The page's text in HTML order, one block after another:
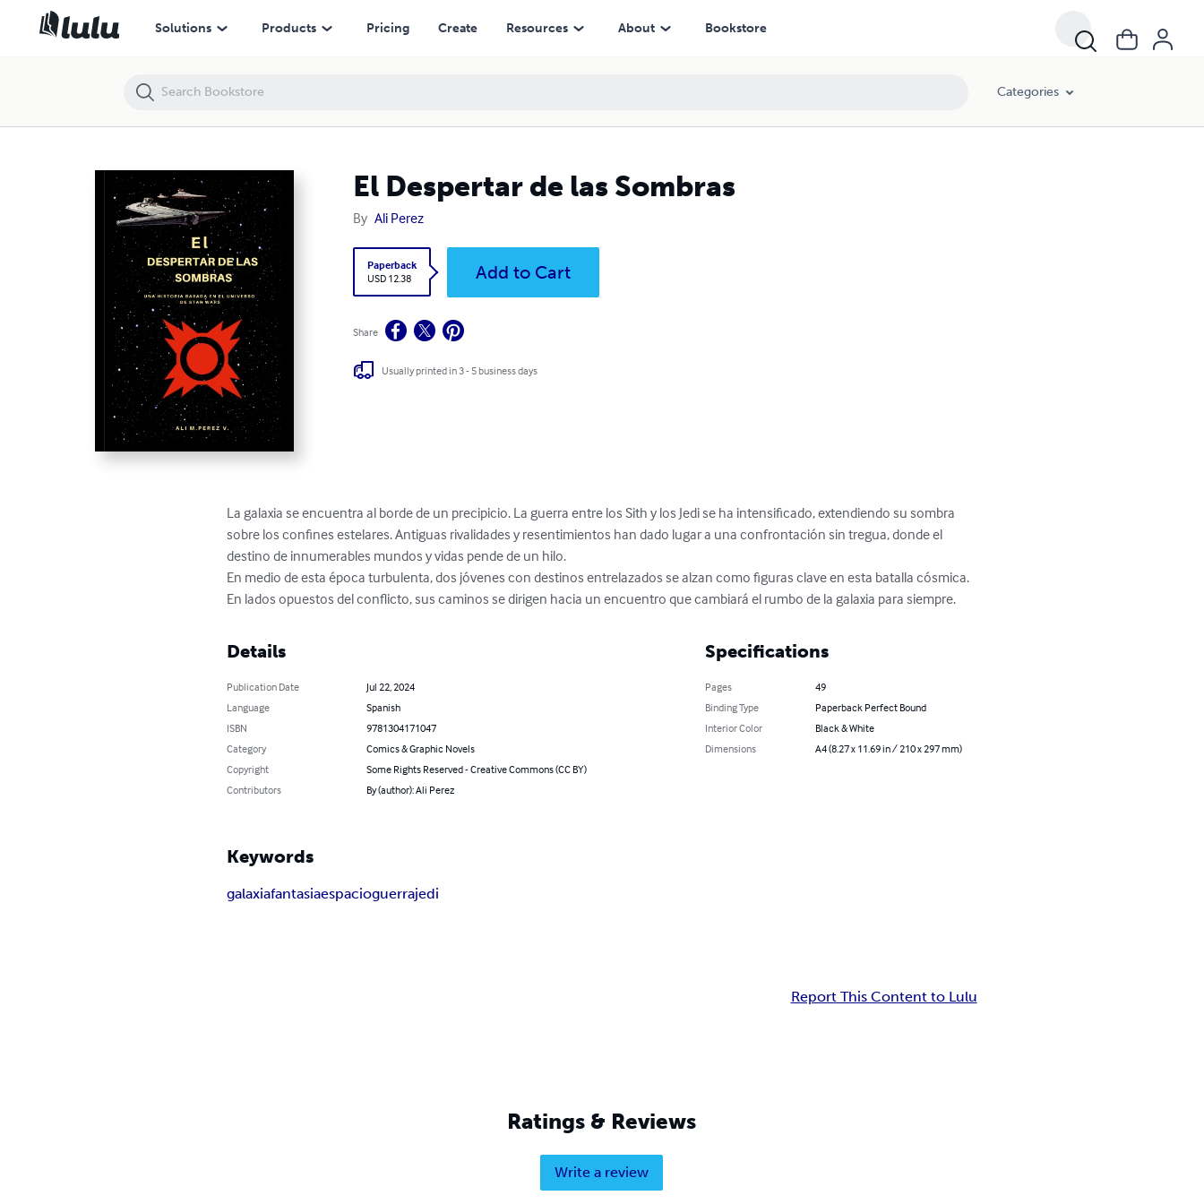
Solutions Products Pricing Create Resources About Bookstore
Categories
El Despertar de las Sombras
By Ali Perez
Paperback
USD 12.38
Add to Cart
Share
Usually printed in 3 - 5 business days
La galaxia se encuentra al borde de un precipicio. La guerra entre los Sith y los Jedi se ha intensificado, extendiendo su sombra
sobre los confines estelares. Antiguas rivalidades y resentimientos han dado lugar a una confrontación sin tregua, donde el
destino de innumerables mundos y vidas pende de un hilo.
En medio de esta época turbulenta, dos jóvenes con destinos entrelazados se alzan como figuras clave en esta batalla cósmica.
En lados opuestos del conflicto, sus caminos se dirigen hacia un encuentro que cambiará el rumbo de la galaxia para siempre.
Details
Publication Date
Jul 22, 2024
Language
Spanish
ISBN
9781304171047
Category
Comics & Graphic Novels
Copyright
Some Rights Reserved - Creative Commons (CC BY)
Contributors
By (author): Ali Perez
Specifications
Pages
49
Binding Type
Paperback Perfect Bound
Interior Color
Black & White
Dimensions
A4 (8.27 x 11.69 in / 210 x 297 mm)
Keywords
galaxiafantasiaespacioguerrajedi
Report This Content to Lulu
Ratings & Reviews
Write a review
El Despertar de las Sombras